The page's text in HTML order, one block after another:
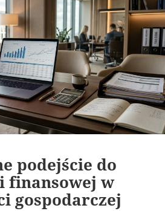
podejście do
finansowej w
gospodarczej